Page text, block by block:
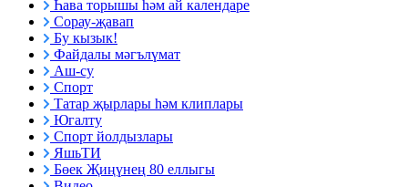
Һава торышы һәм ай календаре
Сорау-җавап
Бу кызык!
Файдалы мәгълүмат
Аш-су
Спорт
Татар җырлары һәм клиплары
Югалту
Спорт йолдызлары
ЯшьТИ
Бөек Җиңүнең 80 еллыгы